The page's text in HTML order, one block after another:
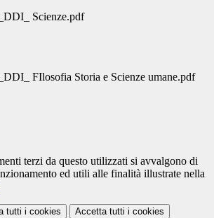
Scienze.pdf
FIlosofia Storia e Scienze umane.pdf
terzi da questo utilizzati si avvalgono di
ed utili alle finalità illustrate nella
tutti i cookies Accetta tutti i cookies